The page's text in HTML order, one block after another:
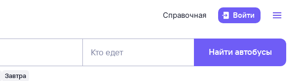
Справочная Войти
Завтра
Кто едет Найти автобусы